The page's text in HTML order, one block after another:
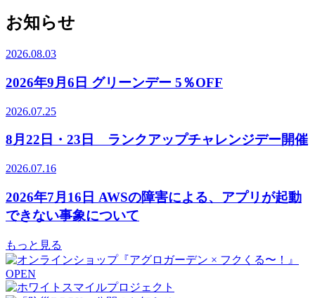
お知らせ
2026.08.03
2026年9月6日 グリーンデー 5％OFF
2026.07.25
8月22日・23日 ランクアップチャレンジデー開催
2026.07.16
2026年7月16日 AWSの障害による、アプリが起動
できない事象について
もっと見る